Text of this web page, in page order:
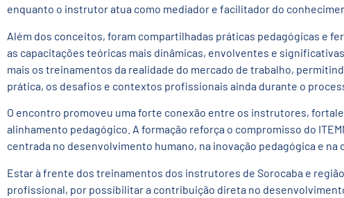
enquanto o instrutor atua como mediador e facilitador do
Além dos conceitos, foram compartilhadas práticas pedagógicas e
as capacitações teóricas mais dinâmicas, envolventes e
mais os treinamentos da realidade do mercado de trabalho,
prática, os desafios e contextos profissionais ainda durante o
O encontro promoveu uma forte conexão entre os instrutores,
alinhamento pedagógico. A formação reforça o compromisso do
centrada no desenvolvimento humano, na inovação pedagógica e na
Estar à frente dos treinamentos dos instrutores de Sorocaba e
profissional, por possibilitar a contribuição direta no